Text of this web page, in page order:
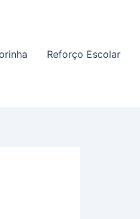
Reforço Escolar